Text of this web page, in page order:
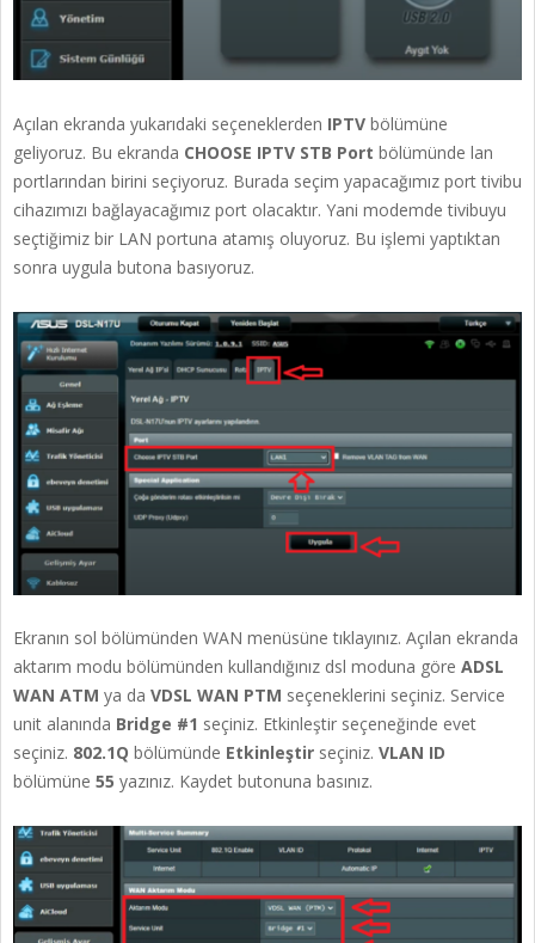
Açılan ekranda yukarıdaki seçeneklerden IPTV bölümüne
geliyoruz. Bu ekranda CHOOSE IPTV STB Port bölümünde lan
portlarından birini seçiyoruz. Burada seçim yapacağımız port tivibu
cihazımızı bağlayacağımız port olacaktır. Yani modemde tivibuyu
seçtiğimiz bir LAN portuna atamış oluyoruz. Bu işlemi yaptıktan
sonra uygula butona basıyoruz.
Ekranın sol bölümünden WAN menüsüne tıklayınız. Açılan ekranda
aktarım modu bölümünden kullandığınız dsl moduna göre ADSL
WAN ATM ya da VDSL WAN PTM seçeneklerini seçiniz. Service
unit alanında Bridge #1 seçiniz. Etkinleştir seçeneğinde evet
seçiniz. 802.1Q bölümünde Etkinleştir seçiniz. VLAN ID
bölümüne 55 yazınız. Kaydet butonuna basınız.